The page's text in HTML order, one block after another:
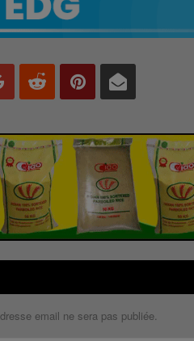
email ne sera pas publiée.